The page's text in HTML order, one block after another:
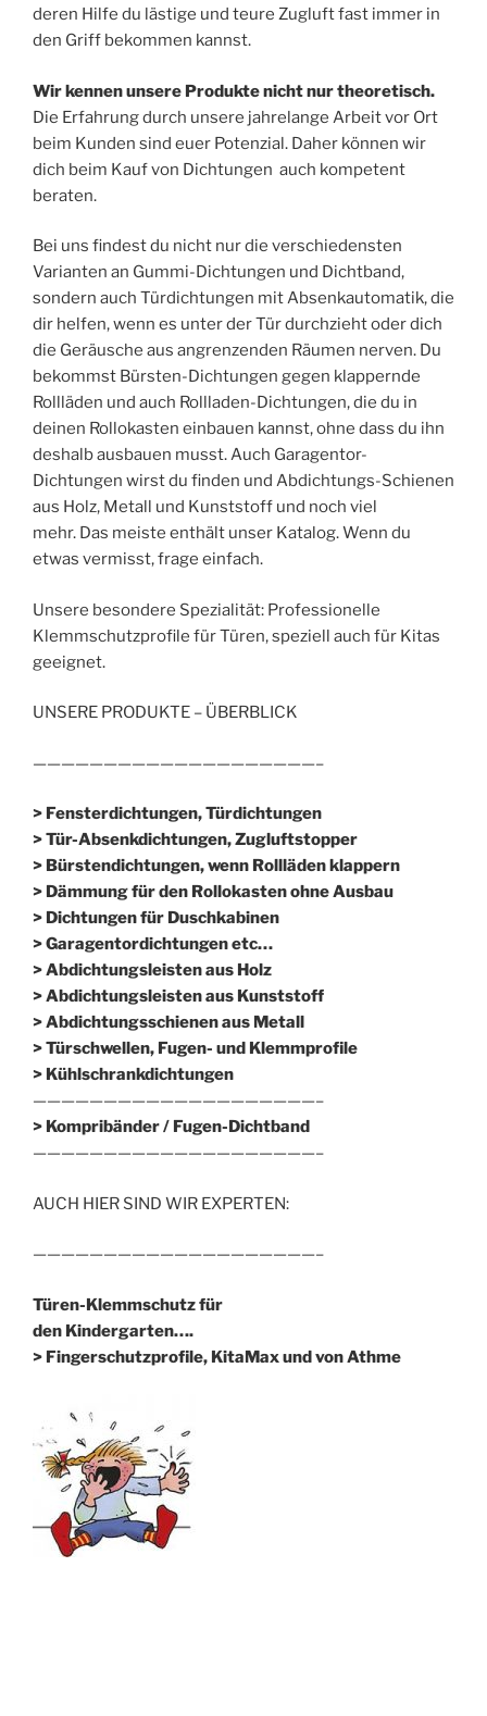
deren Hilfe du lästige und teure Zugluft fast immer in
den Griff bekommen kannst.
Wir kennen unsere Produkte nicht nur theoretisch.
Die Erfahrung durch unsere jahrelange Arbeit vor Ort
beim Kunden sind euer Potenzial. Daher können wir
dich beim Kauf von Dichtungen auch kompetent
beraten.
Bei uns findest du nicht nur die verschiedensten
Varianten an Gummi-Dichtungen und Dichtband,
sondern auch Türdichtungen mit Absenkautomatik, die
dir helfen, wenn es unter der Tür durchzieht oder dich
die Geräusche aus angrenzenden Räumen nerven. Du
bekommst Bürsten-Dichtungen gegen klappernde
Rollläden und auch Rollladen-Dichtungen, die du in
deinen Rollokasten einbauen kannst, ohne dass du ihn
deshalb ausbauen musst. Auch Garagentor-
Dichtungen wirst du finden und Abdichtungs-Schienen
aus Holz, Metall und Kunststoff und noch viel
mehr. Das meiste enthält unser Katalog. Wenn du
etwas vermisst, frage einfach.
Unsere besondere Spezialität: Professionelle
Klemmschutzprofile für Türen, speziell auch für Kitas
geeignet.
UNSERE PRODUKTE – ÜBERBLICK
————————————————————–
> Fensterdichtungen, Türdichtungen
> Tür-Absenkdichtungen, Zugluftstopper
> Bürstendichtungen, wenn Rollläden klappern
> Dämmung für den Rollokasten ohne Ausbau
> Dichtungen für Duschkabinen
> Garagentordichtungen etc…
> Abdichtungsleisten aus Holz
> Abdichtungsleisten aus Kunststoff
> Abdichtungsschienen aus Metall
> Türschwellen, Fugen- und Klemmprofile
> Kühlschrankdichtungen
————————————————————–
> Kompribänder / Fugen-Dichtband
————————————————————–
AUCH HIER SIND WIR EXPERTEN:
————————————————————–
Türen-Klemmschutz für
den Kindergarten….
> Fingerschutzprofile, KitaMax und von Athme